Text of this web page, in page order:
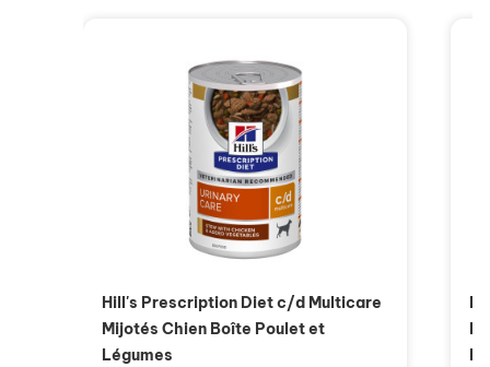
Hill's Prescription Diet c/d Multicare
Mijotés Chien Boîte Poulet et
Légumes